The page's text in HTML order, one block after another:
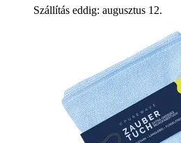
Szállítás eddig: augusztus 12.